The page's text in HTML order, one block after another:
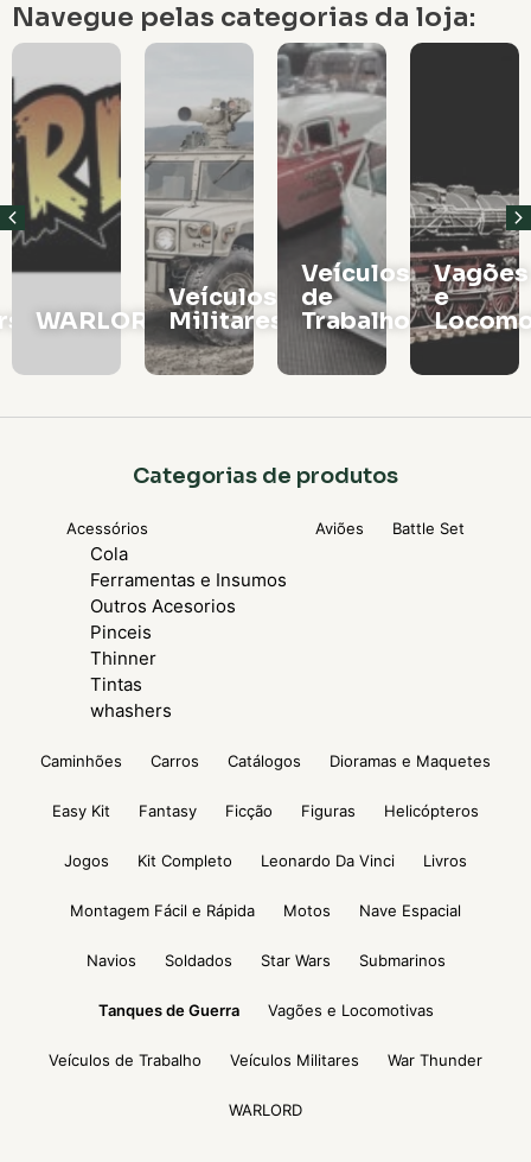
Navegue pelas categorias da loja:
WARLORD
Veículos
Militares
Veículos
de
Trabalho
Vagões
e
Categorias de produtos
Acessórios
Cola
Ferramentas e Insumos
Outros Acesorios
Pinceis
Thinner
Tintas
whashers
Aviões Battle Set
Caminhões Carros Catálogos Dioramas e Maquetes
Easy Kit Fantasy Ficção Figuras Helicópteros
Jogos Kit Completo Leonardo Da Vinci Livros
Montagem Fácil e Rápida Motos Nave Espacial
Navios Soldados Star Wars Submarinos
Tanques de Guerra Vagões e Locomotivas
Veículos de Trabalho Veículos Militares War Thunder
WARLORD